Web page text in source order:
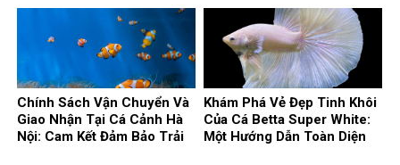
Chính Sách Vận Chuyển Và
Giao Nhận Tại Cá Cảnh Hà
Nội: Cam Kết Đảm Bảo Trải
Khám Phá Vẻ Đẹp Tinh Khôi
Của Cá Betta Super White:
Một Hướng Dẫn Toàn Diện